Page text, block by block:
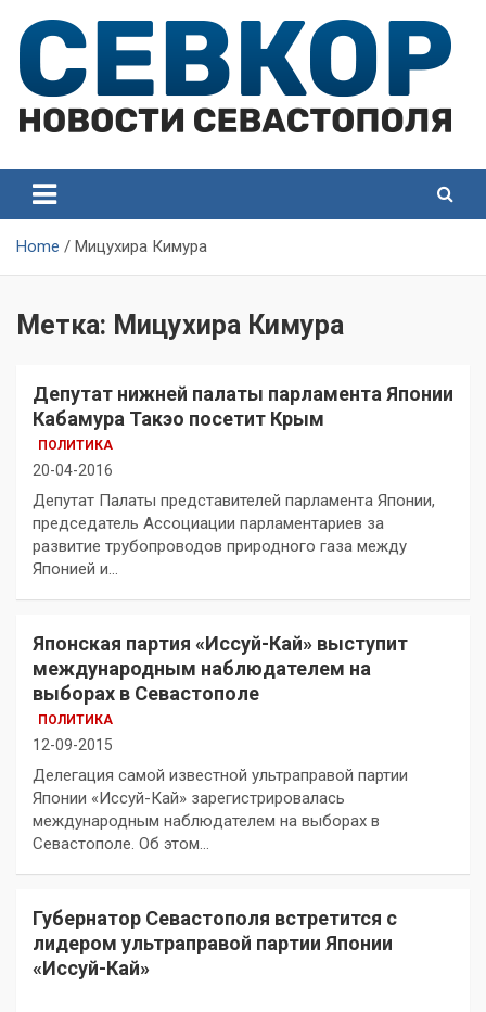
content
Севастополя
Севастополя
Home Мицухира Кимура
Метка: Мицухира Кимура
Депутат нижней палаты парламента Японии
Кабамура Такэо посетит Крым
ПОЛИТИКА
20-04-2016
Депутат Палаты представителей парламента Японии,
председатель Ассоциации парламентариев за
развитие трубопроводов природного газа между
Японией и…
Японская партия «Иссуй-Кай» выступит
международным наблюдателем на
выборах в Севастополе
ПОЛИТИКА
12-09-2015
Делегация самой известной ультраправой партии
Японии «Иссуй-Кай» зарегистрировалась
международным наблюдателем на выборах в
Севастополе. Об этом…
Губернатор Севастополя встретится с
лидером ультраправой партии Японии
«Иссуй-Кай»